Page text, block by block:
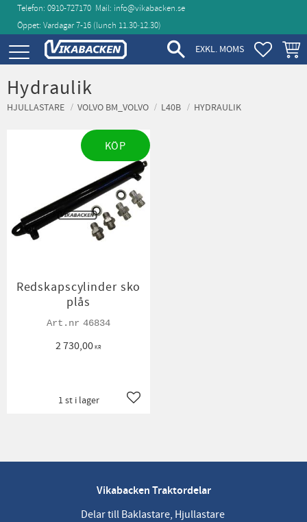
Meny
Telefon: 0910-727170 Mail: info@vikabacken.se
Öppet: Vardagar 7-16 (lunch 11.30‑12.30)
EXKL. MOMS
Hydraulik
HJULLASTARE VOLVO BM_VOLVO L40B HYDRAULIK
Redskapscylinder sko
plås
46834
2 730,00KR
Lägg till i favoriter
1 st i lager
KÖP
Vikabacken Traktordelar
Delar till Baklastare, Hjullastare